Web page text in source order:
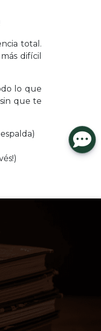
total.
difícil
lo que
que te